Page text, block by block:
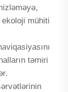
mühiti
təmiri